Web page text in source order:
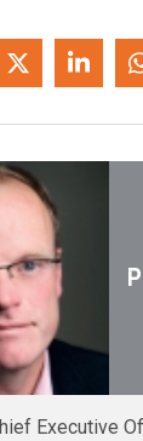
Executive